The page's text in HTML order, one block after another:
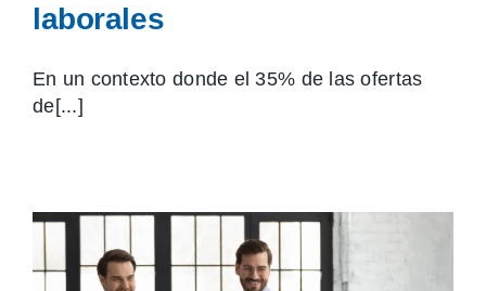
laborales
En un contexto donde el 35% de las ofertas
de[...]